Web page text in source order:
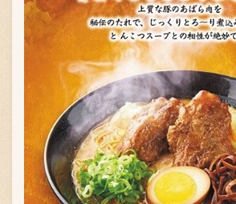
ブランド一覧
FC加盟店募集
会社案内
お知らせ